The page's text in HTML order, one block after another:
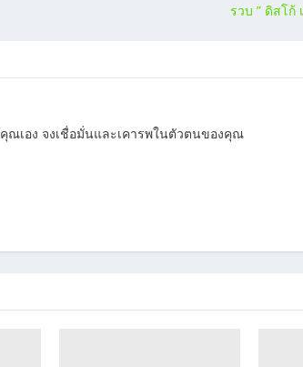
รวบ ” ดิสโก้
ณเอง จงเชื่อมั่นและเคารพในตัวตนของคุณ